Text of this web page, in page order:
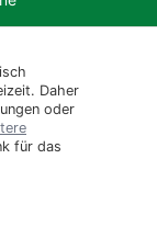
Daher
oder
für das